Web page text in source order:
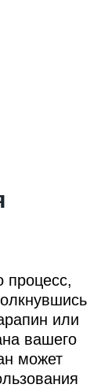
процесс,
или
вашего
может